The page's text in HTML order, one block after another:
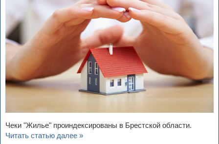
Чеки "Жилье" проиндексированы в Брестской области.
Читать статью далее »